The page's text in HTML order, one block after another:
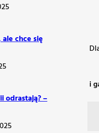
powodować dyskomfort.
nieprzyjemne
wzdęcia i
chce się
odrastają? –